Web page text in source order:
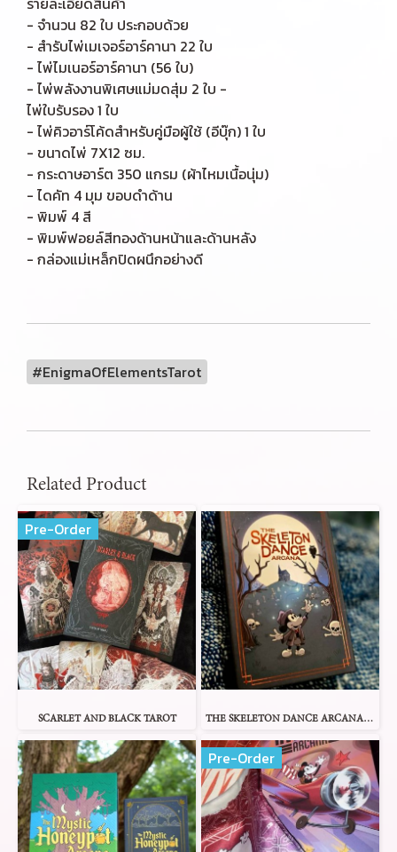
- จำนวน 82 ใบ ประกอบด้วย
- สำรับไพ่เมเจอร์อาร์คานา 22 ใบ
- ไพ่ไมเนอร์อาร์คานา (56 ใบ)
- ไพ่พลังงานพิเศษแม่มดสุ่ม 2 ใบ -
ไพ่ใบรับรอง 1 ใบ
- ไพ่คิวอาร์โค้ดสำหรับคู่มือผู้ใช้ (อีบุ๊ก) 1 ใบ
- ขนาดไพ่ 7X12 ซม.
- กระดาษอาร์ต 350 แกรม (ผ้าไหมเนื้อนุ่ม)
- ไดคัท 4 มุม ขอบดำด้าน
- พิมพ์ 4 สี
- พิมพ์ฟอยล์สีทองด้านหน้าและด้านหลัง
- กล่องแม่เหล็กปิดผนึกอย่างดี
#EnigmaOfElementsTarot
Related Product
Pre-Order
SCARLET AND BLACK TAROT THE SKELETON DANCE ARCANA TAROT
Pre-Order